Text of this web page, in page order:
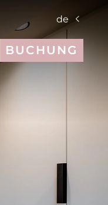
de
BUCHUNG